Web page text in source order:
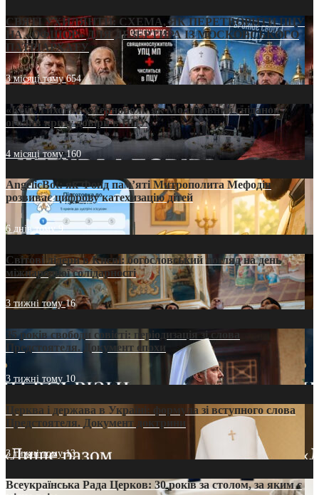
СВЯТІ УХИЛЯНТИ: СХЕМА, ЯК ПЕРЕТВОРИТИ ПЦУ
НА «ОФШОР» ДЛЯ ДЕЗЕРТИРА ІЗ МОСКОВСЬКОГО
ПАТРІАРХАТУ
3 місяці тому654
«Кейс Тихона» у Тернополі: як Молитовний сніданок
оголив кризу довіри в ПЦУ
4 місяці тому160
AngelicBot: як Фонд пам’яті Митрополита Мефодія
розвиває цифрову катехизацію дітей
6 днів тому9
Світові лідери в Києві: богословський погляд на день
міжнародної солідарності
3 тижні тому16
35 років свободи совісті: періодизація зі слова
Предстоятеля. Документ епохи
3 тижні тому 10
Церква і держава в Україні: формула зі вступного слова
Предстоятеля. Документ доктрини
3 тижні тому13
Всеукраїнська Рада Церков: 30 років за столом, за яким є